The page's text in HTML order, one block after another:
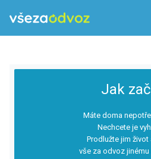
Jak
Máte doma
Nechcete je
Prodlužte jim život
vše za odvoz jinému